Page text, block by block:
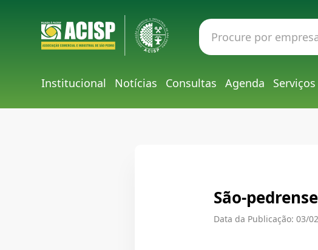
Institucional Notícias Consultas Agenda Serviços
São-
Data da Publicação: 03/